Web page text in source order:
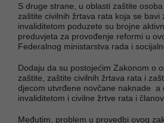
S druge strane, u oblasti zaštite
zaštite civilnih žrtava rata koja se bavi
invaliditetom poduzete su brojne
preduvjeta za provođenje reformi u
Federalnog ministarstva rada i
Dodaju da su postojećim Zakonom o
zaštite, zaštite civilnih žrtava rata i
djecom utvrđene novčane naknade a
invaliditetom i civilne žrtve rata i
Međutim, problem u provedbi ovog